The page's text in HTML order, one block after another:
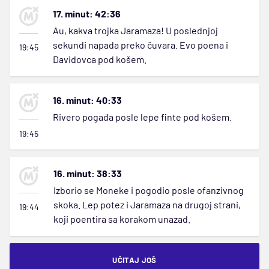
19:45
17. minut: 42:36
Au, kakva trojka Jaramaza! U poslednjoj
sekundi napada preko čuvara. Evo poena i
Davidovca pod košem.
19:45
16. minut: 40:33
Rivero pogađa posle lepe finte pod košem.
19:44
16. minut: 38:33
Izborio se Moneke i pogodio posle ofanzivnog
skoka. Lep potez i Jaramaza na drugoj strani,
koji poentira sa korakom unazad.
UČITAJ JOŠ